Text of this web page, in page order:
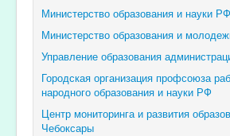
Министерство образования и науки РФ
Министерство образования и
Управление образования
Городская организация профсоюза
народного образования и науки РФ
Центр мониторинга и развития
Чебоксары